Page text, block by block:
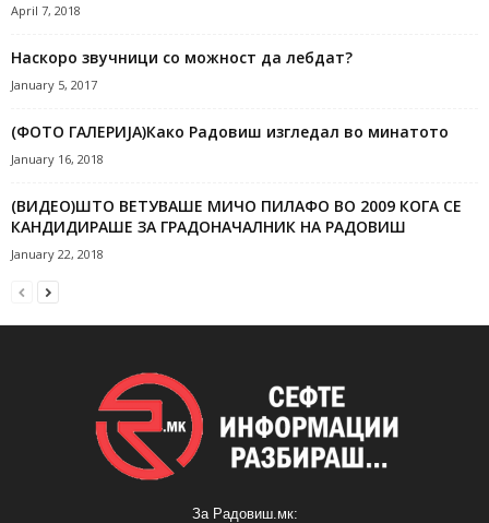
April 7, 2018
Наскоро звучници со можност да лебдат?
January 5, 2017
(ФОТО ГАЛЕРИЈА)Како Радовиш изгледал во минатото
January 16, 2018
(ВИДЕО)ШТО ВЕТУВАШЕ МИЧО ПИЛАФО ВО 2009 КОГА СЕ
КАНДИДИРАШЕ ЗА ГРАДОНАЧАЛНИК НА РАДОВИШ
January 22, 2018
За Радовиш.мк: